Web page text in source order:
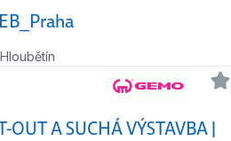
OUT A SUCHÁ VÝSTAVBA |